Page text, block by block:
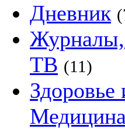
Дневник
ТВ (11)
Здоровье
Медицина